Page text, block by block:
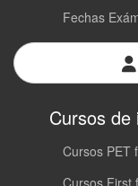
Fechas
Cursos de
Cursos PET